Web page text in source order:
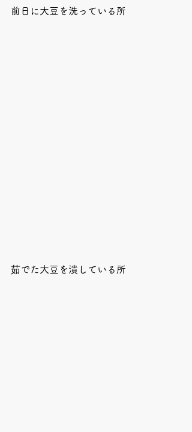
前日に大豆を洗っている所
茹でた大豆を潰している所